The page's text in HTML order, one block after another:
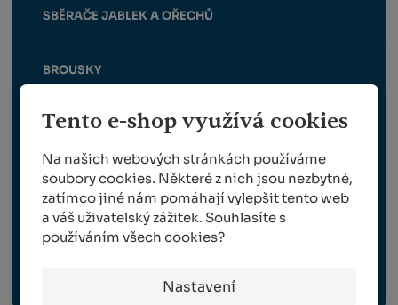
Tento e-shop využívá cookies
Na našich webových stránkách používáme
soubory cookies. Některé z nich jsou nezbytné,
zatímco jiné nám pomáhají vylepšit tento web
a váš uživatelský zážitek. Souhlasíte s
používáním všech cookies?
Nastavení
SBĚRAČE JABLEK A OŘECHŮ
BROUSKY
POUZDRA NA NŮŽKY A PILKY
MAZACÍ TUKY A SPREJE
ZVÝHODNĚNÉ SADY
NÁHRADNÍ DÍLY FELCO, BERGER A ALPEN